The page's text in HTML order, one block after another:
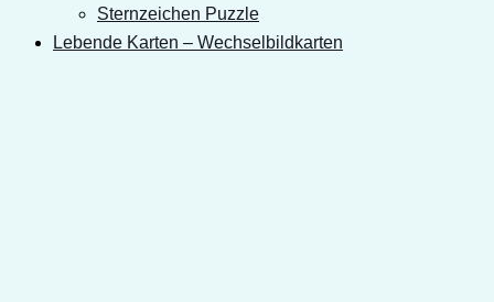
Sternzeichen Puzzle
Lebende Karten – Wechselbildkarten